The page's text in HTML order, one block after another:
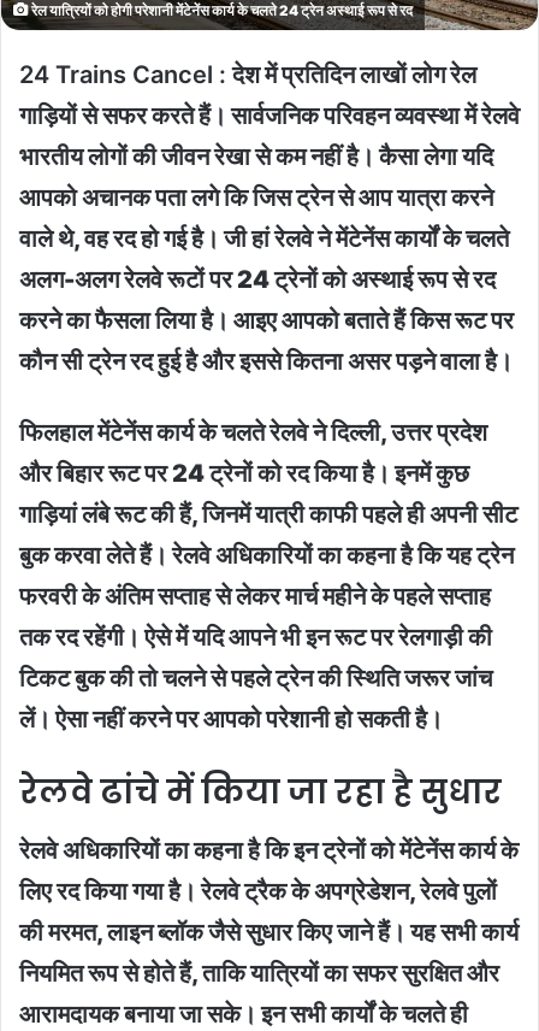
रेल यात्रियों को होगी परेशानी मेंटेनेंस कार्य के चलते 24 ट्रेन अस्थाई रूप से रद
24 Trains Cancel :देश में प्रतिदिन लाखों लोग रेल
गाड़ियों से सफर करते हैं। सार्वजनिक परिवहन व्यवस्था में रेलवे
भारतीय लोगों की जीवन रेखा से कम नहीं है। कैसा लेगा यदि
आपको अचानक पता लगे कि जिस ट्रेन से आप यात्रा करने
वाले थे, वह रद हो गई है। जी हां रेलवे ने मेंटेनेंस कार्यों के चलते
अलग-अलग रेलवे रूटों पर 24 ट्रेनों को अस्थाई रूप से रद
करने का फैसला लिया है। आइए आपको बताते हैं किस रूट पर
कौन सी ट्रेन रद हुई है और इससे कितना असर पड़ने वाला है।
फिलहाल मेंटेनेंस कार्य के चलते रेलवे ने दिल्ली, उत्तर प्रदेश
और बिहार रूट पर 24 ट्रेनों को रद किया है। इनमें कुछ
गाड़ियां लंबे रूट की हैं, जिनमें यात्री काफी पहले ही अपनी सीट
बुक करवा लेते हैं। रेलवे अधिकारियों का कहना है कि यह ट्रेन
फरवरी के अंतिम सप्ताह से लेकर मार्च महीने के पहले सप्ताह
तक रद रहेंगी। ऐसे में यदि आपने भी इन रूट पर रेलगाड़ी की
टिकट बुक की तो चलने से पहले ट्रेन की स्थिति जरूर जांच
लें। ऐसा नहीं करने पर आपको परेशानी हो सकती है।
रेलवे ढांचे में किया जा रहा है सुधार
रेलवे अधिकारियों का कहना है कि इन ट्रेनों को मेंटेनेंस कार्य के
लिए रद किया गया है। रेलवे ट्रैक के अपग्रेडेशन, रेलवे पुलों
की मरमत, लाइन ब्लॉक जैसे सुधार किए जाने हैं। यह सभी कार्य
नियमित रूप से होते हैं, ताकि यात्रियों का सफर सुरक्षित और
आरामदायक बनाया जा सके। इन सभी कार्यों के चलते ही